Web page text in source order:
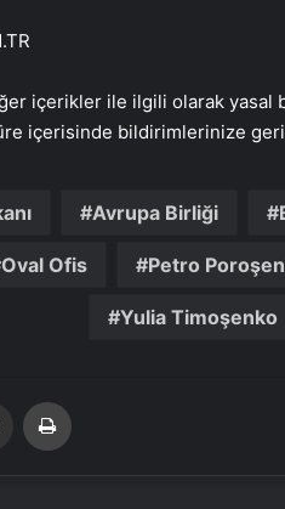
içerikler ile ilgili olarak
içerisinde bildirimlerinize geri
Avrupa Birliği
Oval Ofis Petro
Yulia Timoşenko
Email'den paylaş